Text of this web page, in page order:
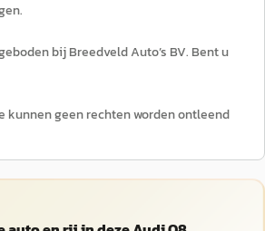
bij Breedveld Auto’s BV. Bent u
kunnen geen rechten worden ontleend